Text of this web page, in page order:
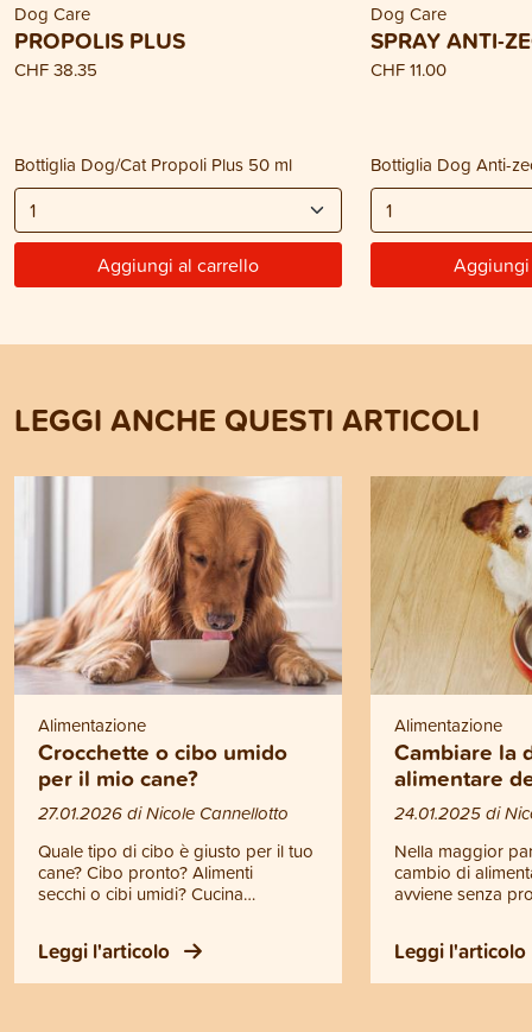
Dog Care
PROPOLIS PLUS
CHF 38.35
Bottiglia Dog/Cat Propoli Plus 50 ml
Aggiungi al carrello
Dog Care
SPRAY ANTI-
CHF 11.00
Bottiglia Dog Anti-
LEGGI ANCHE QUESTI ARTICOLI
Alimentazione
Crocchette o cibo umido
per il mio cane?
27.01.2026 di Nicole Cannellotto
Quale tipo di cibo è giusto per il tuo
cane? Cibo pronto? Alimenti
secchi o cibi umidi? Cucina
di gusto. Fondamentalmente, con
tutte le varianti di alimentazione è
Leggi l'articolo
Alimentazione
Cambiare la
alimentare
24.01.2025 di
Nella maggior
cambio di
avviene senza
piacevole
a quattro zampe.
Leggi l'articolo